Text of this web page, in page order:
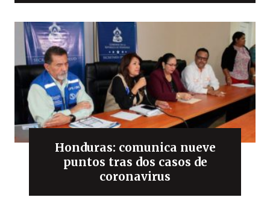
Honduras: comunica nueve
puntos tras dos casos de
coronavirus